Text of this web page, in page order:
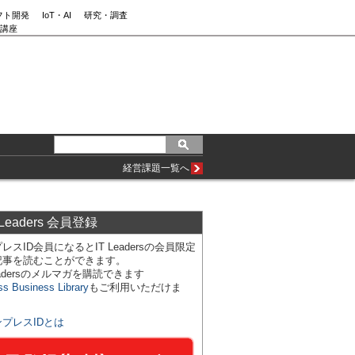
ト開発 IoT・AI
研究・調査
座
経営課題一覧へ
会員登録
スID会員になるとIT Leadersの会員限定
を読むことができます。
のメルマガを購読できます
Business Libraryもご利用いただけま
プレスIDとは